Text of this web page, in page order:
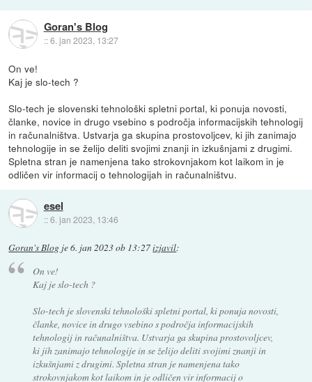
Goran's Blog
::6. jan 2023, 13:27
On ve!
Kaj je slo-tech ?
Slo-tech je slovenski tehnološki spletni portal, ki ponuja novosti,
članke, novice in drugo vsebino s področja informacijskih tehnologij
in računalništva. Ustvarja ga skupina prostovoljcev, ki jih zanimajo
tehnologije in se želijo deliti svojimi znanji in izkušnjami z drugimi.
Spletna stran je namenjena tako strokovnjakom kot laikom in je
odličen vir informacij o tehnologijah in računalništvu.
esel
::6. jan 2023, 13:46
Goran's Blog je6. jan 2023 ob 13:27izjavil:
On ve!
Kaj je slo-tech ?
Slo-tech je slovenski tehnološki spletni portal, ki ponuja novosti,
članke, novice in drugo vsebino s področja informacijskih
tehnologij in računalništva. Ustvarja ga skupina prostovoljcev,
ki jih zanimajo tehnologije in se želijo deliti svojimi znanji in
izkušnjami z drugimi. Spletna stran je namenjena tako
strokovnjakom kot laikom in je odličen vir informacij o